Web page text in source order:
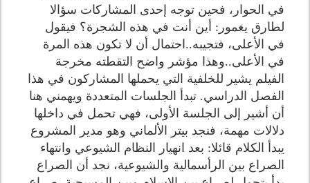
في الحوار، فحين توجه إحدى المشاركات سؤالا
لطارق يغمور: أين أنت في هذه الشجرة؟ فيقول
في الأعلى، فتجيبه..احتمال أن لا تكون هذه المرة
في الأعلى..وهذا مؤشر واضح التقطته مخرجة
الفيلم يشير للخلفية التي يحملها المشاركون في هذا
الفصل الدراسي. تبدأ الجلسات المتعددة ويهمني هنا
أن أشير إلى الجلسة الأولى، فهي تحمل في داخلها
دلالات مهمة، فنجد بيتر الألماني وهو مدير المشروع
يبدأ الكلام قائلا: بعد انهيار النظام الشيوعي وانتهاء
الصراع بين الرأسمالية والشيوعية، نجد أن الصراع